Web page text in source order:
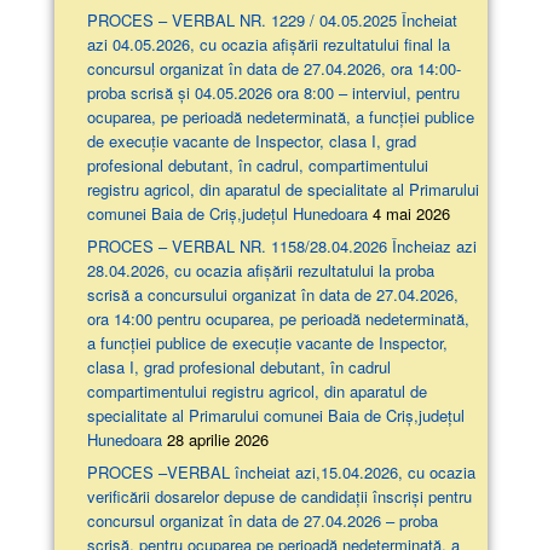
PROCES – VERBAL NR. 1229 / 04.05.2025 Încheiat
azi 04.05.2026, cu ocazia afişării rezultatului final la
concursul organizat în data de 27.04.2026, ora 14:00-
proba scrisă şi 04.05.2026 ora 8:00 – interviul, pentru
ocuparea, pe perioadă nedeterminată, a funcției publice
de execuție vacante de Inspector, clasa I, grad
profesional debutant, în cadrul, compartimentului
registru agricol, din aparatul de specialitate al Primarului
comunei Baia de Criș,județul Hunedoara 4 mai 2026
PROCES – VERBAL NR. 1158/28.04.2026 Încheiaz azi
28.04.2026, cu ocazia afişării rezultatului la proba
scrisă a concursului organizat în data de 27.04.2026,
ora 14:00 pentru ocuparea, pe perioadă nedeterminată,
a funcției publice de execuție vacante de Inspector,
clasa I, grad profesional debutant, în cadrul
compartimentului registru agricol, din aparatul de
specialitate al Primarului comunei Baia de Criș,județul
Hunedoara 28 aprilie 2026
PROCES –VERBAL încheiat azi,15.04.2026, cu ocazia
verificării dosarelor depuse de candidații înscriși pentru
concursul organizat în data de 27.04.2026 – proba
scrisă, pentru ocuparea pe perioadă nedeterminată, a